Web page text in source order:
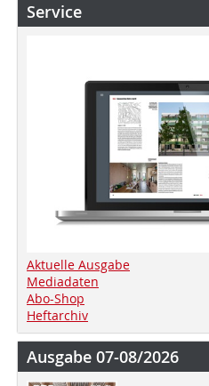
Service
Aktuelle Ausgabe
Mediadaten
Abo-Shop
Heftarchiv
Ausgabe 07-08/2026